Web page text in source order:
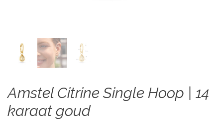
Amstel Citrine Single Hoop | 14
karaat goud